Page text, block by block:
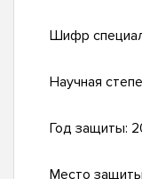
Шифр
Научная
Год защиты:
Место